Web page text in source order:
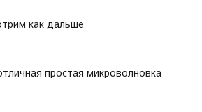
как дальше
простая микроволновка